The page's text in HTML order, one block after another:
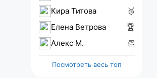
Кира Титова
🥉
Елена Ветрова
🏆
Алекс M.
👏
Посмотреть весь топ